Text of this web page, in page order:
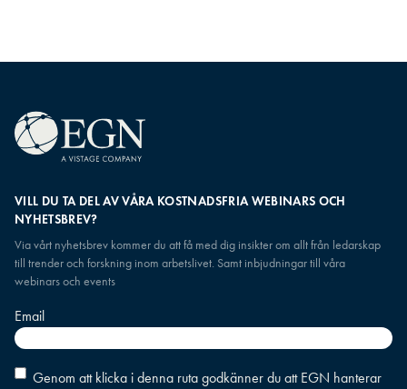
VILL DU TA DEL AV VÅRA KOSTNADSFRIA WEBINARS OCH
NYHETSBREV?
Via vårt nyhetsbrev kommer du att få med dig insikter om allt från ledarskap
till trender och forskning inom arbetslivet. Samt inbjudningar till våra
webinars och events
Email
Consent*
Genom att klicka i denna ruta godkänner du att EGN hanterar